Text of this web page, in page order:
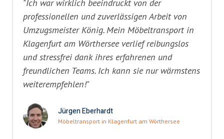
"Ich war wirklich beeindruckt von der
professionellen und zuverlässigen Arbeit von
Umzugsmeister König. Mein Möbeltransport in
Klagenfurt am Wörthersee verlief reibungslos
und stressfrei dank ihres erfahrenen und
freundlichen Teams. Ich kann sie nur wärmstens
weiterempfehlen!"
Jürgen Eberhardt
Möbeltransport in Klagenfurt am Wörthersee